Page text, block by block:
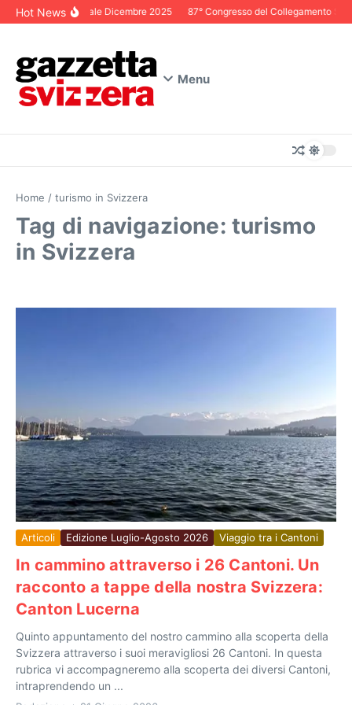
Salta al contenuto
Hot NewsEditoriale Dicembre 2025 87° Congresso del Collegamento
Menu
Home / turismo in Svizzera
Tag di navigazione: turismo
in Svizzera
Articoli Edizione Luglio-Agosto 2026 Viaggio tra i Cantoni
In cammino attraverso i 26 Cantoni. Un
racconto a tappe della nostra Svizzera:
Canton Lucerna
Quinto appuntamento del nostro cammino alla scoperta della
Svizzera attraverso i suoi meravigliosi 26 Cantoni. In questa
rubrica vi accompagneremo alla scoperta dei diversi Cantoni,
intraprendendo un ...